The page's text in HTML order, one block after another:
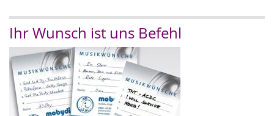
Ihr Wunsch ist uns Befehl